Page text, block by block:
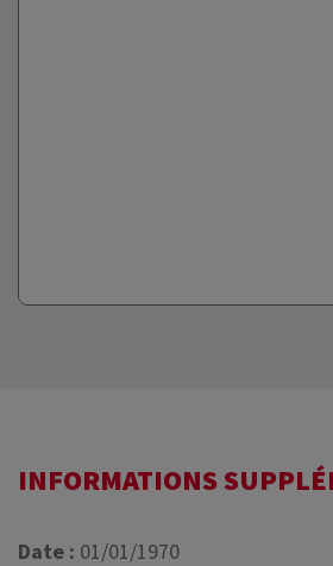
INFORMATIONS
Date : 01/01/1970